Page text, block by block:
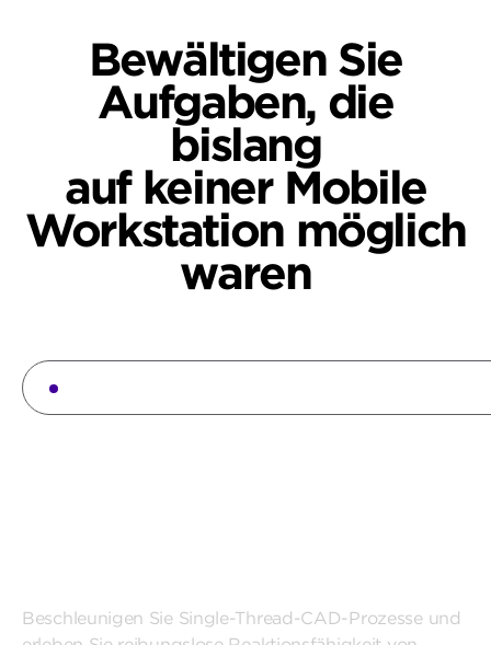
Bewältigen Sie
Aufgaben, die
bislang
auf keiner Mobile
Workstation möglich
waren
Beschleunigen Sie Single-Thread-CAD-Prozesse und